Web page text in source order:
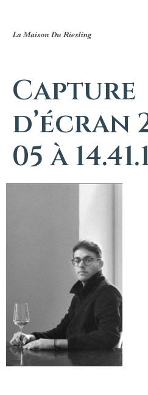
Capture
d’écran
05 à